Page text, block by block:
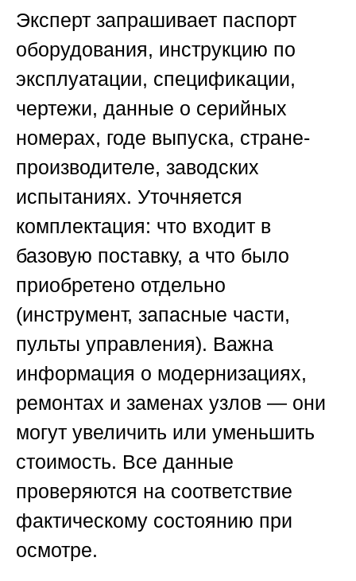
Эксперт запрашивает паспорт
оборудования, инструкцию по
эксплуатации, спецификации,
чертежи, данные о серийных
номерах, годе выпуска, стране-
производителе, заводских
испытаниях. Уточняется
комплектация: что входит в
базовую поставку, а что было
приобретено отдельно
(инструмент, запасные части,
пульты управления). Важна
информация о модернизациях,
ремонтах и заменах узлов — они
могут увеличить или уменьшить
стоимость. Все данные
проверяются на соответствие
фактическому состоянию при
осмотре.